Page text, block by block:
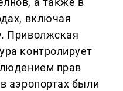
включая
Приволжская
контролирует
прав
аэропортах были